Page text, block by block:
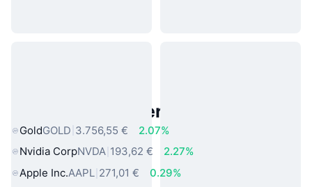
Beliebte reale Vermögenswerte
GoldGOLD 3.756,55 €
2.07%
Nvidia CorpNVDA 193,62 €
2.27%
Apple Inc.AAPL 271,01 €
0.29%